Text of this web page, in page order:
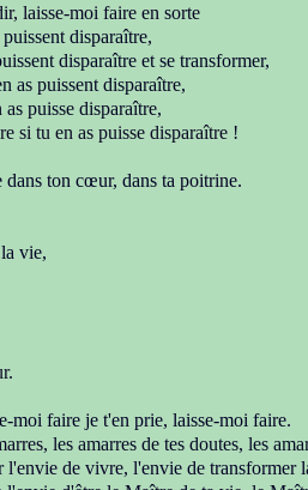
laisse-moi faire en sorte
disparaître,
disparaître et se transformer,
as puissent disparaître,
puisse disparaître,
si tu en as puisse disparaître !
dans ton cœur, dans ta poitrine.
vie,
moi faire je t'en prie, laisse-moi faire.
, les amarres de tes doutes, les
l'envie de vivre, l'envie de transformer